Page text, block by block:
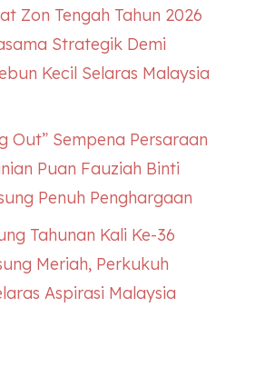
Zon Tengah Tahun 2026
Strategik Demi
Kecil Selaras Malaysia
Out” Sempena Persaraan
Puan Fauziah Binti
Penuh Penghargaan
Tahunan Kali Ke-36
Meriah, Perkukuh
Aspirasi Malaysia